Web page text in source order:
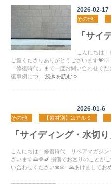
2026-02-17
その他
「サイ
こんにちは
ご覧くださりありがとうございます💝☃
「修復時代」まで一度お問い合わせ
復事例につ…続きを読む »
2026-01-6
その他
【素材別】2.アルミ
「サイディング・水切
こんにちは！修復時代 リペアマガジン
ざいます🗻🦅🍆 損傷でお困りのことが
い合わせください☎✉ 🌄あけましてお